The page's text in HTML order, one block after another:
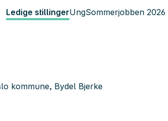
Ledige stillingerUngSommerjobben 2026
kommune, Bydel Bjerke